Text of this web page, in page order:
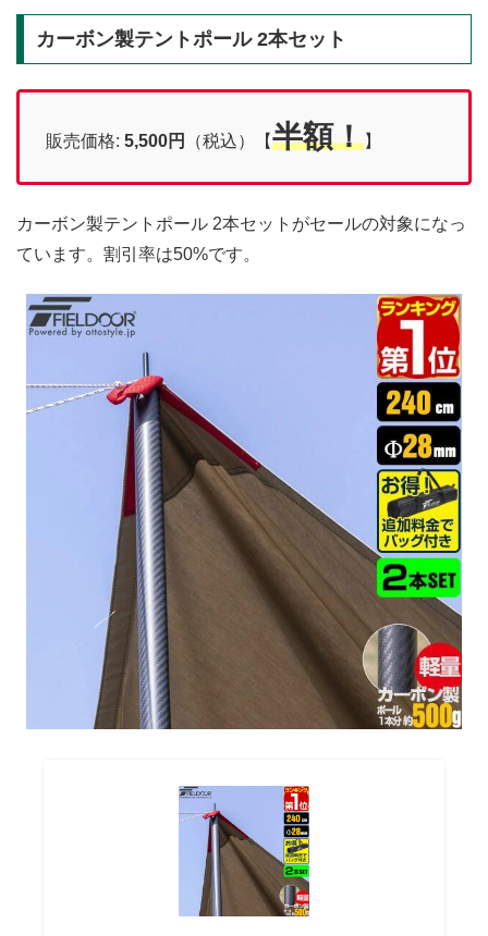
カーボン製テントポール 2本セット
販売価格: 5,500円 （税込）【半額！】
カーボン製テントポール 2本セットがセールの対象になっ
ています。割引率は50%です。